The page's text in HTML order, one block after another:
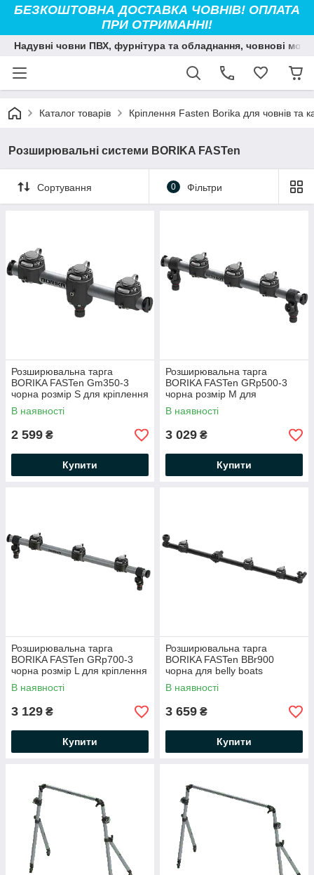
БЕЗКОШТОВНА ДОСТАВКА ЧОВНІВ! ОПЛАТА
ПРИ ОТРИМАННІ!
Надувні човни ПВХ, фурнітура та обладнання, човнові
Каталог товарів Кріплення Fasten Borika для човнів та
Розширювальні системи BORIKA FASTen
Сортування 0 Фільтри
Розширювальна тарга
BORIKA FASTen Gm350-3
чорна розмір S для кріплення
аксесуарів (01.02.001.02.04)
В наявності
2 599 ₴
Купити
Розширювальна тарга
BORIKA FASTen GRp500-3
чорна розмір М для
кріплення аксесуарів
(01.02.002.03.04)
В наявності
3 029 ₴
Купити
Розширювальна тарга
BORIKA FASTen GRp700-3
чорна розмір L для кріплення
аксесуарів (01.02.027.01.04)
В наявності
3 129 ₴
Купити
Розширювальна тарга
BORIKA FASTen BBr900
чорна для belly boats
(01.02.020.01.06)
В наявності
3 659 ₴
Купити